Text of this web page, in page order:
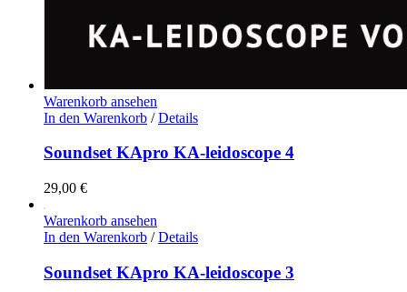
Warenkorb ansehen
In den Warenkorb / Details
Soundset KApro KA-leidoscope 4
29,00 €
Warenkorb ansehen
In den Warenkorb / Details
Soundset KApro KA-leidoscope 3